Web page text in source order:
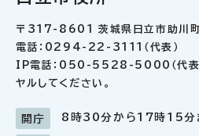
〒317-8601 茨城県日立市助川
電話：0294-22-3111（代表）
IP電話：050-5528-5000（代表
ヤルしてください。
開庁 8時30分から17時15分